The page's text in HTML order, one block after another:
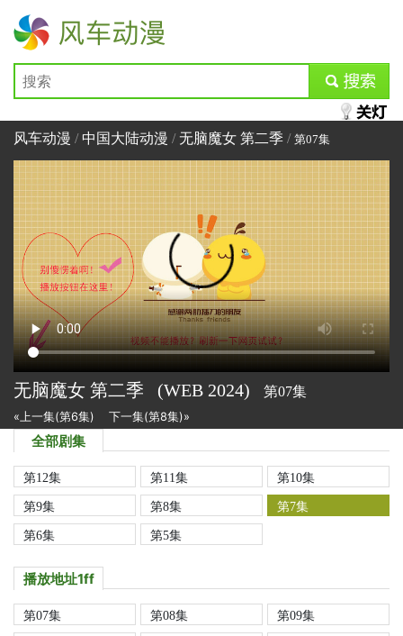
风车动漫
submit
风车动漫 / 中国大陆动漫 /无脑魔女 第二季 / 第07集
无脑魔女 第二季 (WEB 2024) 第07集
«上一集(第6集) 下一集(第8集)»
全部剧集
第12集 第11集
第10集
第9集
第8集
第7集
第6集
第5集
播放地址1ff
第07集 第08集
第09集